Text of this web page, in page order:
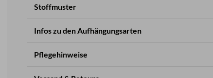
Stoffmuster
Infos zu den Aufhängungsarten
Pflegehinweise